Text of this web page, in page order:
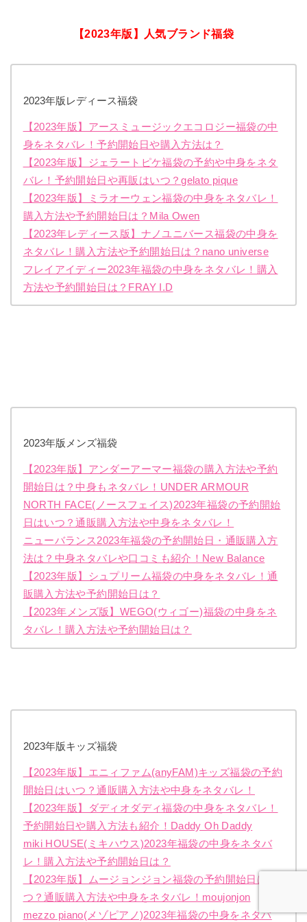
【2023年版】人気ブランド福袋
2023年版レディース福袋
【2023年版】アースミュージックエコロジー福袋の中
身をネタバレ！予約開始日や購入方法は？
【2023年版】ジェラートピケ福袋の予約や中身をネタ
バレ！予約開始日や再販はいつ？gelato pique
【2023年版】ミラオーウェン福袋の中身をネタバレ！
購入方法や予約開始日は？Mila Owen
【2023年レディース版】ナノユニバース福袋の中身を
ネタバレ！購入方法や予約開始日は？nano universe
フレイアイディー2023年福袋の中身をネタバレ！購入
方法や予約開始日は？FRAY I.D
2023年版メンズ福袋
【2023年版】アンダーアーマー福袋の購入方法や予約
開始日は？中身もネタバレ！UNDER ARMOUR
NORTH FACE(ノースフェイス)2023年福袋の予約開始
日はいつ？通販購入方法や中身をネタバレ！
ニューバランス2023年福袋の予約開始日・通販購入方
法は？中身ネタバレや口コミも紹介！New Balance
【2023年版】シュプリーム福袋の中身をネタバレ！通
販購入方法や予約開始日は？
【2023年メンズ版】WEGO(ウィゴー)福袋の中身をネ
タバレ！購入方法や予約開始日は？
2023年版キッズ福袋
【2023年版】エニィファム(anyFAM)キッズ福袋の予約
開始日はいつ？通販購入方法や中身をネタバレ！
【2023年版】ダディオダディ福袋の中身をネタバレ！
予約開始日や購入方法も紹介！Daddy Oh Daddy
miki HOUSE(ミキハウス)2023年福袋の中身をネタバ
レ！購入方法や予約開始日は？
【2023年版】ムージョンジョン福袋の予約開始日はい
つ？通販購入方法や中身をネタバレ！moujonjon
mezzo piano(メゾピアノ)2023年福袋の中身をネタバ